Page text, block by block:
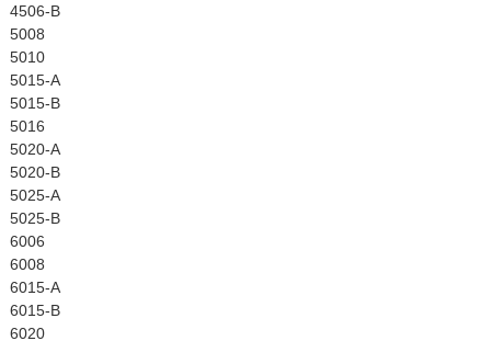
4506-B
5008
5010
5015-A
5015-B
5016
5020-A
5020-B
5025-A
5025-B
6006
6008
6015-A
6015-B
6020